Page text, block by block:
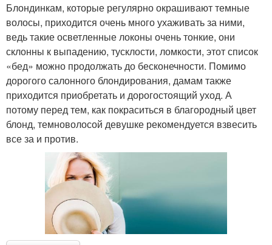
Блондинкам, которые регулярно окрашивают темные
волосы, приходится очень много ухаживать за ними,
ведь такие осветленные локоны очень тонкие, они
склонны к выпадению, тусклости, ломкости, этот список
«бед» можно продолжать до бесконечности. Помимо
дорогого салонного блондирования, дамам также
приходится приобретать и дорогостоящий уход. А
потому перед тем, как покраситься в благородный цвет
блонд, темноволосой девушке рекомендуется взвесить
все за и против.